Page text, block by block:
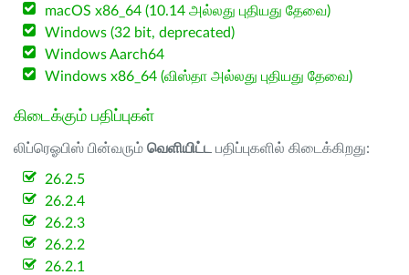
macOS x86_64 (10.14 அல்லது புதியது தேவை)
Windows (32 bit, deprecated)
Windows Aarch64
Windows x86_64 (விஸ்தா அல்லது புதியது தேவை)
கிடைக்கும் பதிப்புகள்
லிப்ரெஓபிஸ் பின்வரும் வெளியிட்ட பதிப்புகளில் கிடைக்கிறது:
26.2.5
26.2.4
26.2.3
26.2.2
26.2.1